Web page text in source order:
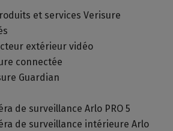
et services Verisure
extérieur vidéo
connectée
Guardian
de surveillance Arlo PRO 5
de surveillance intérieure Arlo